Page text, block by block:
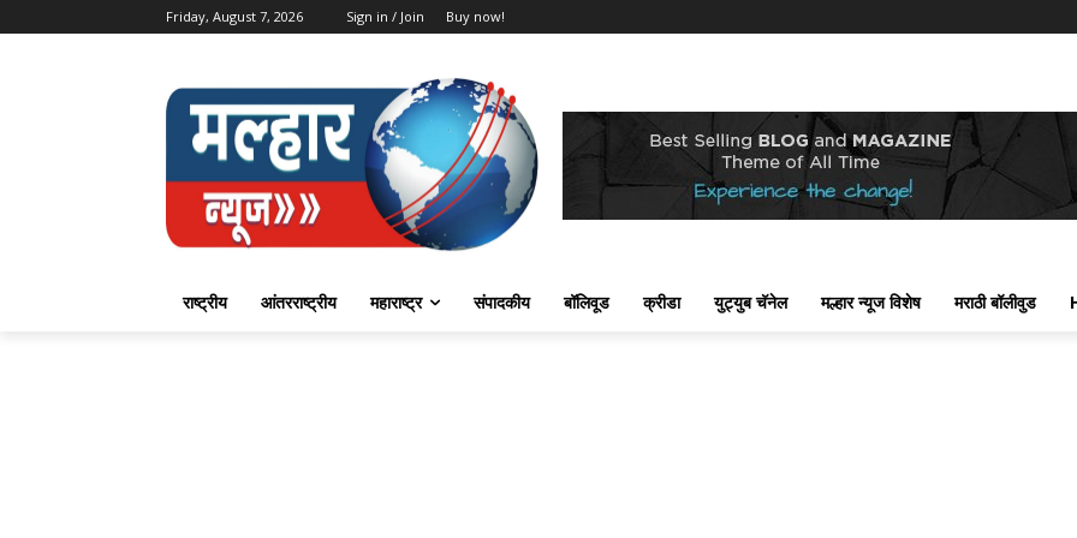
Friday, August 7, 2026 Sign in / Join Buy now!
राष्ट्रीय आंतरराष्ट्रीय महाराष्ट्र संपादकीय बॉलिवूड क्रीडा युट्युब चॅनेल मल्हार न्यूज विशेष मराठी बॉलीवुड